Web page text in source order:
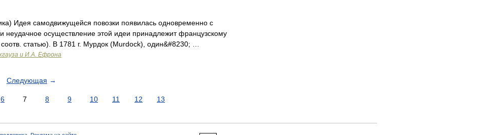
Идея самодвижущейся повозки появилась одновременно с
осуществление этой идеи принадлежит французскому
статью). В 1781 г. Мурдок (Murdock), один&#8230; …
и И.А. Ефрона
Следующая →
6 7 8 9 10 11 12 13